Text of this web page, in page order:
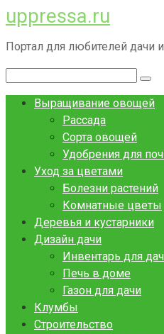
Перейти
к
контенту
uppressa.ru
Портал для любителей дачи
Выращивание овощей
Рассада
Сорта овощей
Удобрения для
Уход за цветами
Болезни растений
Комнатные цветы
Деревья и кустарники
Дизайн дачи
Инвентарь для
Печь в доме
Газон для дачи
Клумбы
Строительство